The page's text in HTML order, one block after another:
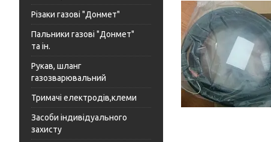
Різаки газові "Донмет"
Пальники газові "Донмет"
та ін.
Рукав, шланг
газозварювальний
Тримачі електродів,клеми
Засоби індивідуального
захисту